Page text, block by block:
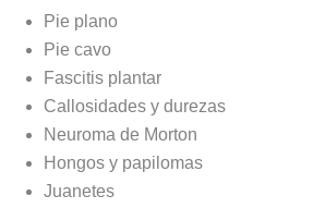
Pie plano
Pie cavo
Fascitis plantar
Callosidades y durezas
Neuroma de Morton
Hongos y papilomas
Juanetes